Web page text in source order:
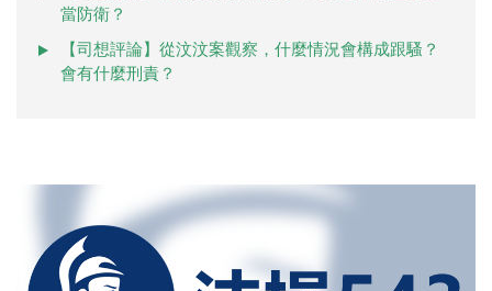
當防衛？
【司想評論】從汶汶案觀察，什麼情況會構成跟騷？
會有什麼刑責？